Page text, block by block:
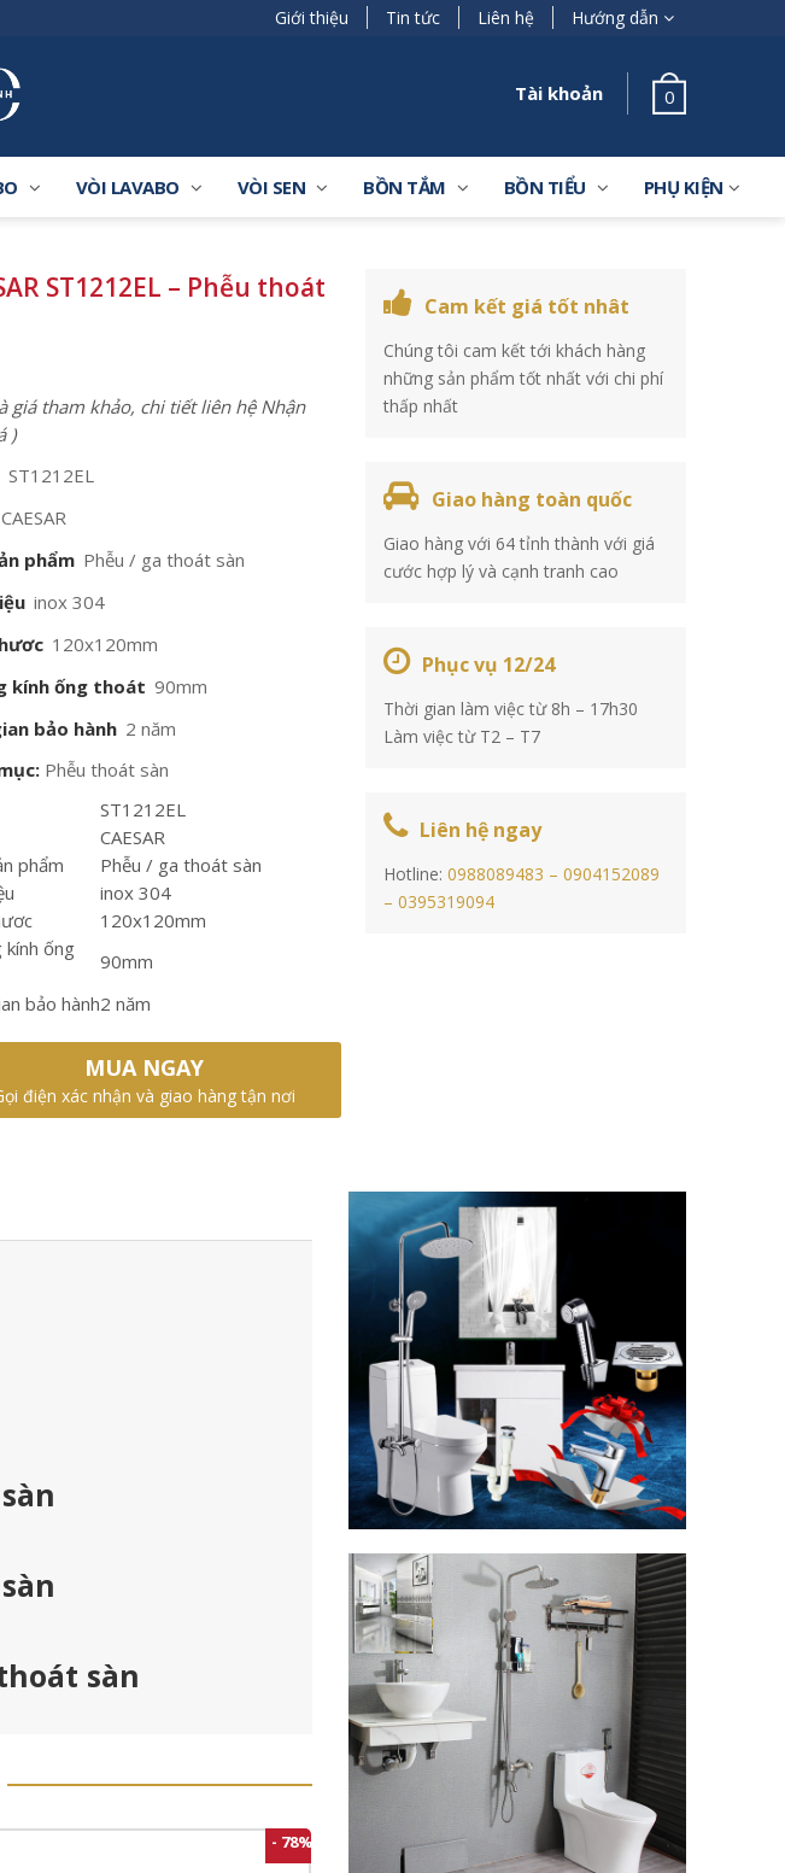
Giới thiệu Tin tức Liên hệ Hướng dẫn
Tài khoản 0
VÒI LAVABO VÒI SEN BỒN TẮM BỒN TIỂU PHỤ KIỆN
ST1212EL – Phễu thoát
giá tham khảo, chi tiết liên hệ Nhận
)
ST1212EL
CAESAR
phẩm Phễu / ga thoát sàn
inox 304
120x120mm
kính ống thoát 90mm
bảo hành 2 năm
Phễu thoát sàn
ST1212EL
CAESAR
phẩm
Phễu / ga thoát sàn
inox 304
120x120mm
ống
90mm
bảo hành2 năm
MUA NGAY
điện xác nhận và giao hàng tận nơi
Cam kết giá tốt nhât
Chúng tôi cam kết tới khách hàng
những sản phẩm tốt nhất với chi phí
thấp nhất
Giao hàng toàn quốc
Giao hàng với 64 tỉnh thành với giá
cước hợp lý và cạnh tranh cao
Phục vụ 12/24
Thời gian làm việc từ 8h – 17h30
Làm việc từ T2 – T7
Liên hệ ngay
Hotline: 0988089483 – 0904152089
– 0395319094
sàn
- 78%